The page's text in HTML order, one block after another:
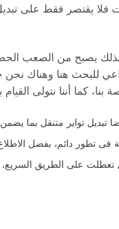
يقتصر فقط على تبديل
يصبح من الصعب
هنا وهناك نحن
كما أننا نتولى القيام
تواير متنقل بما
تطور دائم، بفضل
تعطلت على الطريق